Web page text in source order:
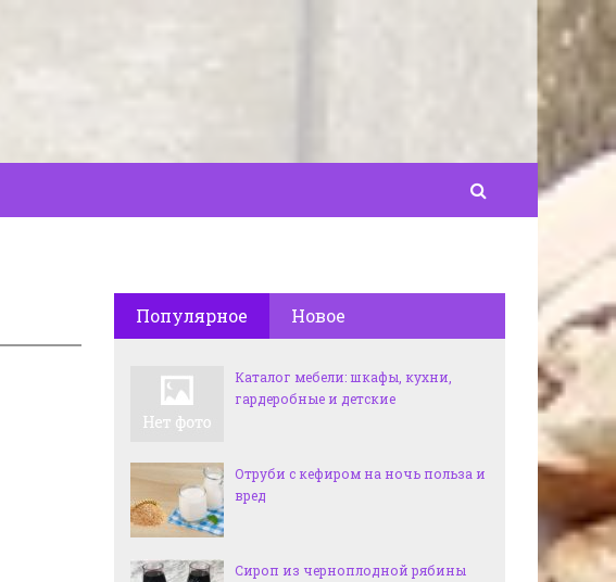
Популярное Новое
Каталог мебели: шкафы, кухни,
гардеробные и детские
Отруби с кефиром на ночь польза и
вред
Сироп из черноплодной рябины